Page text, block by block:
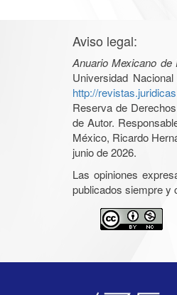
Aviso legal:
Anuario Mexicano de
Universidad
http://
Reserva de
de Autor.
México, Ricardo
junio de 2026.
Las opiniones
publicados siempre y